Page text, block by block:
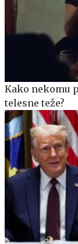
Kako nekomu
telesne teže?